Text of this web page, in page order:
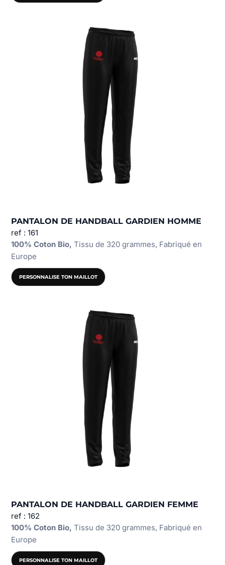
PANTALON DE HANDBALL GARDIEN HOMME
ref : 161
100% Coton Bio,Tissu de 320 grammes, Fabriqué en
Europe
PERSONNALISE TON MAILLOT
PANTALON DE HANDBALL GARDIEN FEMME
ref : 162
100% Coton Bio,Tissu de 320 grammes, Fabriqué en
Europe
PERSONNALISE TON MAILLOT